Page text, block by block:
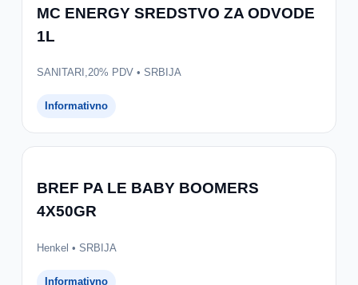
MC ENERGY SREDSTVO ZA ODVODE
1L
SANITARI,20% PDV • SRBIJA
Informativno
BREF PA LE BABY BOOMERS
4X50GR
Henkel • SRBIJA
Informativno